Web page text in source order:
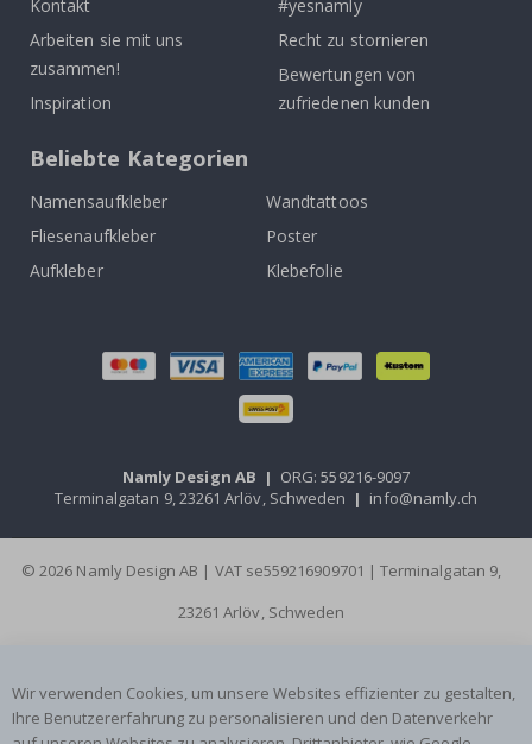
Kontakt
Arbeiten sie mit uns
zusammen!
Inspiration
#yesnamly
Recht zu stornieren
Bewertungen von
zufriedenen kunden
Beliebte Kategorien
Namensaufkleber
Wandtattoos
Fliesenaufkleber
Poster
Aufkleber
Klebefolie
Namly Design AB | ORG: 559216-9097
Terminalgatan 9, 23261 Arlöv, Schweden | info@namly.ch
© 2026 Namly Design AB | VAT se559216909701 | Terminalgatan 9,
23261 Arlöv, Schweden
Wir verwenden Cookies, um unsere Websites effizienter zu gestalten,
Ihre Benutzererfahrung zu personalisieren und den Datenverkehr